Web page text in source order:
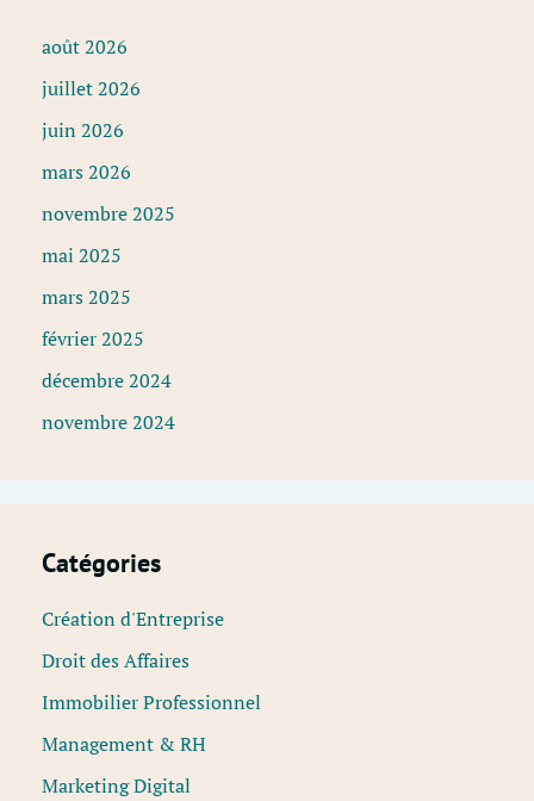
août 2026
juillet 2026
juin 2026
mars 2026
novembre 2025
mai 2025
mars 2025
février 2025
décembre 2024
novembre 2024
Catégories
Création d'Entreprise
Droit des Affaires
Immobilier Professionnel
Management & RH
Marketing Digital